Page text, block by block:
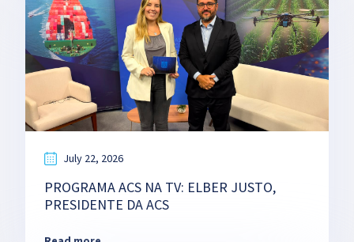
July 22, 2026
PROGRAMA ACS NA TV: ELBER JUSTO,
PRESIDENTE DA ACS